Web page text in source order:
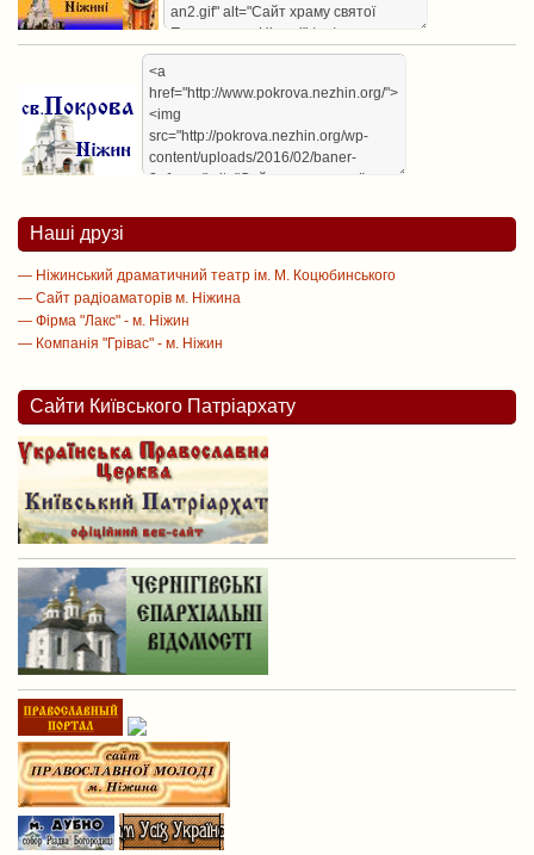
Наші друзі
— Ніжинський драматичний театр ім. М. Коцюбинського
— Сайт радіоаматорів м. Ніжина
— Фірма "Лакс" - м. Ніжин
— Компанія "Грівас" - м. Ніжин
Сайти Київського Патріархату